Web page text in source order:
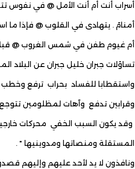
أسراب أنت أم أنت الأمل @ في نفوس
أمنامً . يتهادى في القلوب @ فإذا ما
أم غيوم طفن في شمس الغروب @ قبل
تساؤلات جبران خليل جبران عن
واستقطابا للفساد بحراب ترفع
وقرابين تدفع وآهات لمظلومين
وقد يكون السبب الخفي محركات
المستقلة ومنصاتها ومدوينيها " .
ونافذون لا يد لأحد عليهم وإليهم